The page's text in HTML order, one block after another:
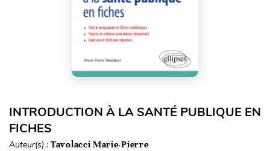
INTRODUCTION À LA SANTÉ PUBLIQUE EN
FICHES
Auteur(s) : Tavolacci Marie-Pierre